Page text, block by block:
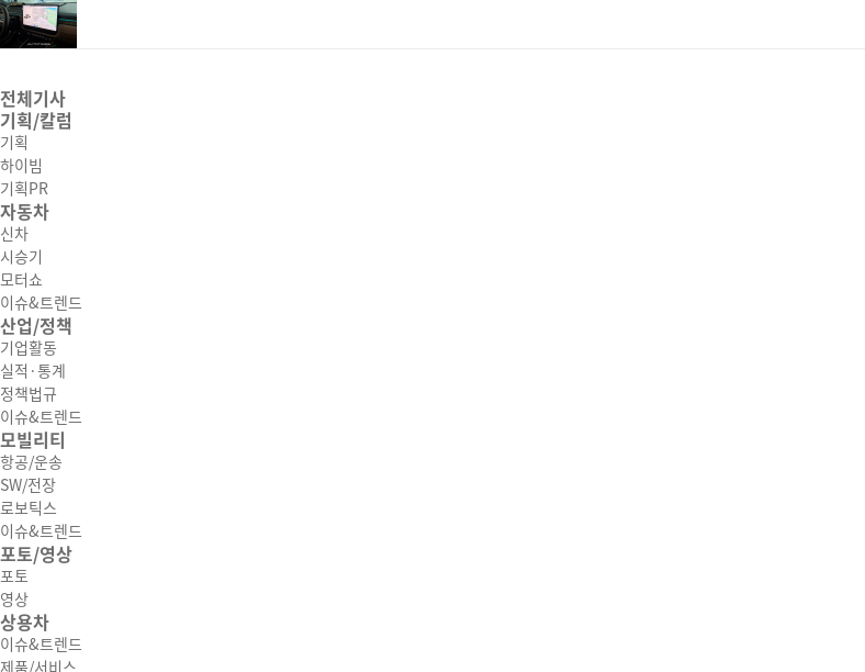
전체기사
기획/칼럼
기획
하이빔
기획PR
자동차
신차
시승기
모터쇼
이슈&트렌드
산업/정책
기업활동
실적·통계
정책법규
이슈&트렌드
모빌리티
항공/운송
SW/전장
로보틱스
이슈&트렌드
포토/영상
포토
영상
상용차
이슈&트렌드
제품/서비스